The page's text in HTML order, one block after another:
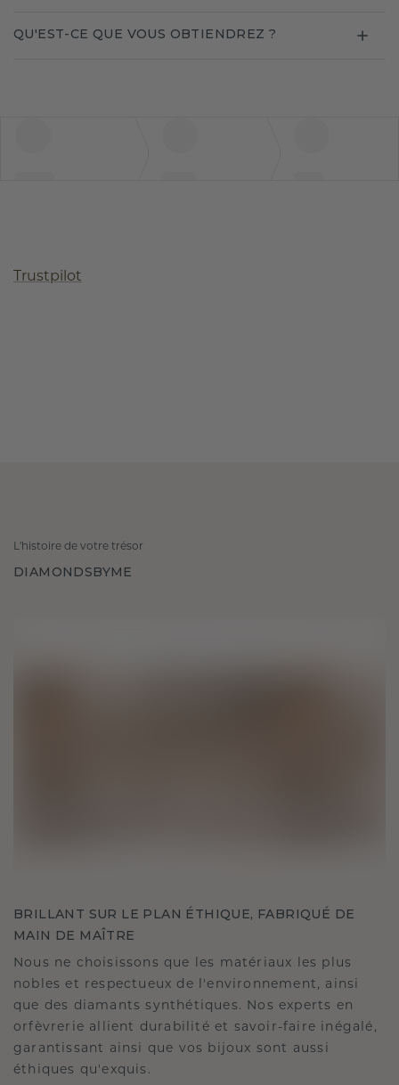
QU'EST-CE QUE VOUS OBTIENDREZ ?
Trustpilot
L'histoire de votre trésor
DIAMONDSBYME
BRILLANT SUR LE PLAN ÉTHIQUE, FABRIQUÉ DE
MAIN DE MAÎTRE
Nous ne choisissons que les matériaux les plus
nobles et respectueux de l'environnement, ainsi
que des diamants synthétiques. Nos experts en
orfèvrerie allient durabilité et savoir-faire inégalé,
garantissant ainsi que vos bijoux sont aussi
éthiques qu'exquis.